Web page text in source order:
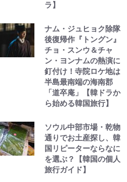
ラ】
ナム・ジュヒョク除隊
後復帰作『トングン』
チョ・スンウ＆チャ
ン・ヨンナムの熱演に
釘付け！寺院ロケ地は
半島最南端の海南郡
「道卒庵」【韓ドラか
ら始める韓国旅行】
ソウル中部市場・乾物
通りでお土産探し、韓
国リピーターならなに
を選ぶ？【韓国の個人
旅行ガイド】